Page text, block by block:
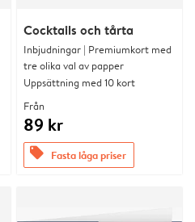
Cocktails och tårta
Inbjudningar | Premiumkort med
tre olika val av papper
Uppsättning med 10 kort
Från
89 kr
offers Fasta låga priser